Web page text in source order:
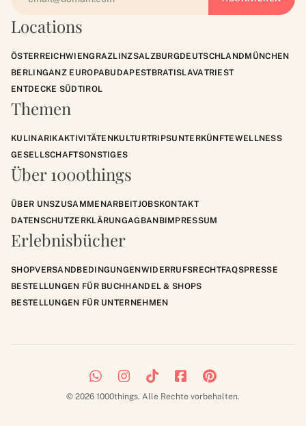
Locations
ÖSTERREICHWIENGRAZLINZSALZBURGDEUTSCHLANDMÜNCHEN
BERLINGANZ EUROPABUDAPESTBRATISLAVATRIEST
ENTDECKE SÜDTIROL
Themen
KULINARIKAKTIVITÄTENKULTURTRIPSUNTERKÜNFTEWELLNESS
GESELLSCHAFTSONSTIGES
Über 1000things
ÜBER UNSZUSAMMENARBEITJOBSKONTAKT
DATENSCHUTZERKLÄRUNGAGBANBIMPRESSUM
Erlebnisbücher
SHOPVERSANDBEDINGUNGENWIDERRUFSRECHTFAQSPRESSE
BESTELLUNGEN FÜR BUCHHANDEL & SHOPS
BESTELLUNGEN FÜR UNTERNEHMEN
© 2026 1000things. Alle Rechte vorbehalten.